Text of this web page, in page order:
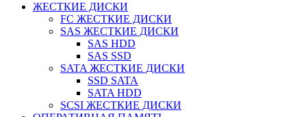
ЖЕСТКИЕ ДИСКИ
FC ЖЕСТКИЕ ДИСКИ
SAS ЖЕСТКИЕ ДИСКИ
SAS HDD
SAS SSD
SATA ЖЕСТКИЕ ДИСКИ
SSD SATA
SATA HDD
SCSI ЖЕСТКИЕ ДИСКИ